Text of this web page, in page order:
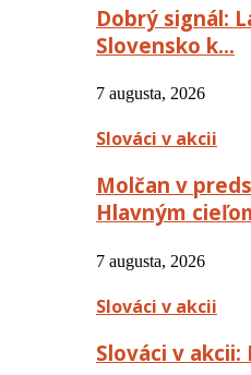
Dobrý signál:
Slovensko k…
7 augusta, 2026
Slováci v akcii
Molčan v
Hlavným
7 augusta, 2026
Slováci v akcii
Slováci v